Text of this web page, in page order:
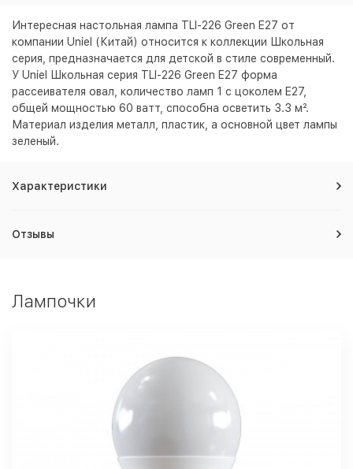
Интересная настольная лампа TLI-226 Green E27 от
компании Uniel (Китай) относится к коллекции Школьная
серия, предназначается для детской в стиле современный.
У Uniel Школьная серия TLI-226 Green E27 форма
рассеивателя овал, количество ламп 1 с цоколем E27,
общей мощностью 60 ватт, способна осветить 3.3 м².
Материал изделия металл, пластик, а основной цвет лампы
зеленый.
Характеристики
Отзывы
Лампочки